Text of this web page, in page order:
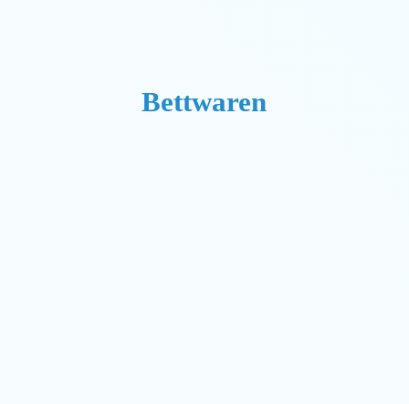
Bettwaren